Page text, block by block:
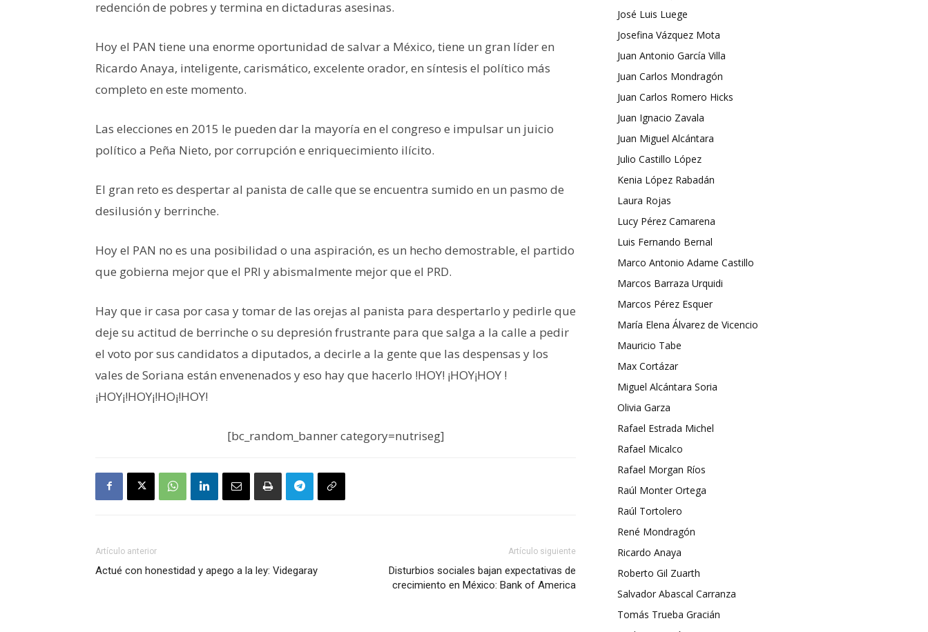
redención de pobres y termina en dictaduras asesinas.
Hoy el PAN tiene una enorme oportunidad de salvar a México, tiene un gran líder en
Ricardo Anaya, inteligente, carismático, excelente orador, en síntesis el político más
completo en este momento.
Las elecciones en 2015 le pueden dar la mayoría en el congreso e impulsar un juicio
político a Peña Nieto, por corrupción e enriquecimiento ilícito.
El gran reto es despertar al panista de calle que se encuentra sumido en un pasmo de
desilusión y berrinche.
Hoy el PAN no es una posibilidad o una aspiración, es un hecho demostrable, el partido
que gobierna mejor que el PRI y abismalmente mejor que el PRD.
Hay que ir casa por casa y tomar de las orejas al panista para despertarlo y pedirle que
deje su actitud de berrinche o su depresión frustrante para que salga a la calle a pedir
el voto por sus candidatos a diputados, a decirle a la gente que las despensas y los
vales de Soriana están envenenados y eso hay que hacerlo !HOY! ¡HOY¡HOY !
¡HOY¡!HOY¡!HO¡!HOY!
[bc_random_banner category=nutriseg]
Artículo anterior
Actué con honestidad y apego a la ley: Videgaray
Artículo siguiente
Disturbios sociales bajan expectativas de
crecimiento en México: Bank of America
José Luis Luege
Josefina Vázquez Mota
Juan Antonio García Villa
Juan Carlos Mondragón
Juan Carlos Romero Hicks
Juan Ignacio Zavala
Juan Miguel Alcántara
Julio Castillo López
Kenia López Rabadán
Laura Rojas
Lucy Pérez Camarena
Luis Fernando Bernal
Marco Antonio Adame Castillo
Marcos Barraza Urquidi
Marcos Pérez Esquer
María Elena Álvarez de Vicencio
Mauricio Tabe
Max Cortázar
Miguel Alcántara Soria
Olivia Garza
Rafael Estrada Michel
Rafael Micalco
Rafael Morgan Ríos
Raúl Monter Ortega
Raúl Tortolero
René Mondragón
Ricardo Anaya
Roberto Gil Zuarth
Salvador Abascal Carranza
Tomás Trueba Gracián